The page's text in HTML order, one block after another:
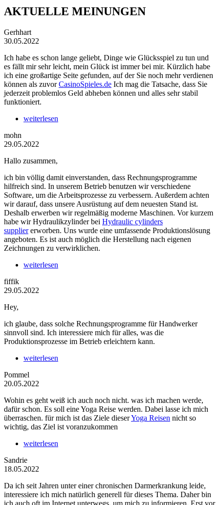
AKTUELLE MEINUNGEN
Gerhhart
30.05.2022
Ich habe es schon lange geliebt, Dinge wie Glücksspiel zu tun und
es fällt mir sehr leicht, mein Glück ist immer bei mir. Kürzlich habe
ich eine großartige Seite gefunden, auf der Sie noch mehr verdienen
können als zuvorCasinoSpieles.de Ich mag die Tatsache, dass Sie
jederzeit problemlos Geld abheben können und alles sehr stabil
funktioniert.
weiterlesen
mohn
29.05.2022
Hallo zusammen,
ich bin völlig damit einverstanden, dass Rechnungsprogramme
hilfreich sind. In unserem Betrieb benutzen wir verschiedene
Software, um die Arbeitsprozesse zu verbessern. Außerdem achten
wir darauf, dass unsere Ausrüstung auf dem neuesten Stand ist.
Deshalb erwerben wir regelmäßig moderne Maschinen. Vor kurzem
habe wir Hydraulikzylinder bei Hydraulic cylinders
suppliererworben. Uns wurde eine umfassende Produktionslösung
angeboten. Es ist auch möglich die Herstellung nach eigenen
Zeichnungen zu verwirklichen.
weiterlesen
fiffik
29.05.2022
Hey,
ich glaube, dass solche Rechnungsprogramme für Handwerker
sinnvoll sind. Ich interessiere mich für alles, was die
Produktionsprozesse im Betrieb erleichtern kann.
weiterlesen
Pommel
20.05.2022
Wohin es geht weiß ich auch noch nicht. was ich machen werde,
dafür schon. Es soll eine Yoga Reise werden. Dabei lasse ich mich
überraschen. für mich ist das Ziele dieserYoga Reisen nicht so
wichtig, das Ziel ist voranzukommen
weiterlesen
Sandrie
18.05.2022
Da ich seit Jahren unter einer chronischen Darmerkrankung leide,
interessiere ich mich natürlich generell für dieses Thema. Daher bin
ich auch oft im Internet unterwegs, um mich zu informieren. Erst vor